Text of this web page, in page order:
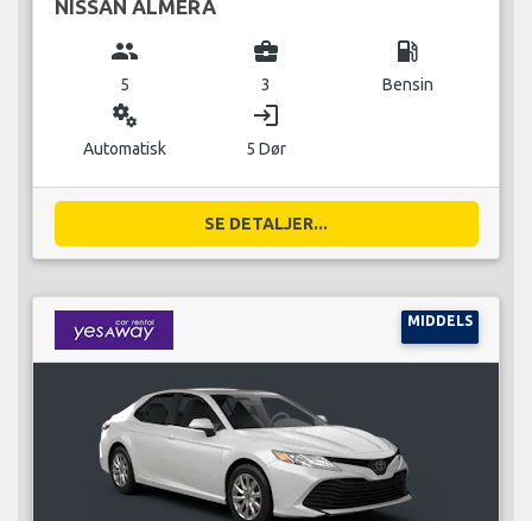
NISSAN ALMERA
group
5
business_center
3
local_gas_station
Bensin
miscellaneous_services
Automatisk
login
5 Dør
SE DETALJER...
MIDDELS